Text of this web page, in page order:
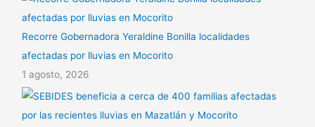
Recorre Gobernadora Yeraldine Bonilla localidades
afectadas por lluvias en Mocorito
1 agosto, 2026